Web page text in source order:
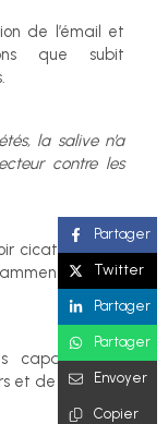
de l’émail et
que subit
la salive n’a
contre les
cicatrisant sur
par la
capables de
et de diminuer
Partager
Twitter
Partager
Partager
Envoyer
Copier